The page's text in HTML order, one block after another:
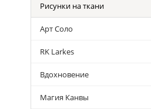
Рисунки на ткани
Арт Соло
RK Larkes
Вдохновение
Магия Канвы